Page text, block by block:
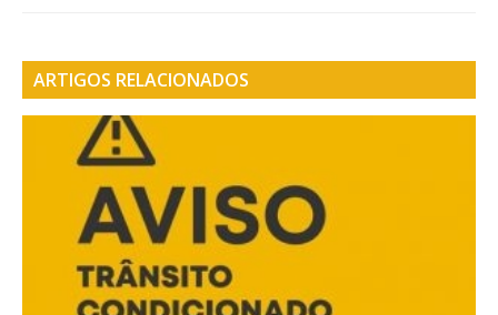
ARTIGOS RELACIONADOS